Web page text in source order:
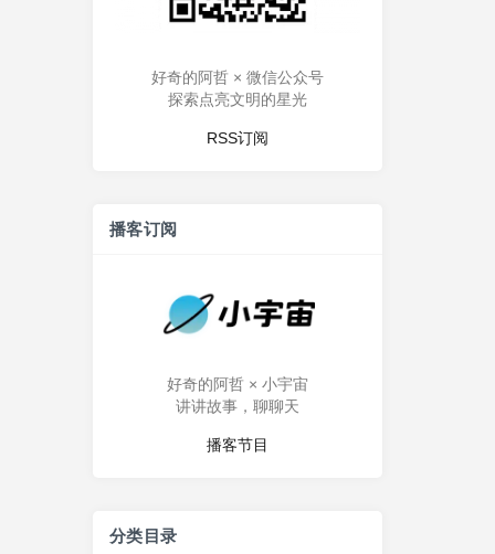
好奇的阿哲 × 微信公众号
探索点亮文明的星光
RSS订阅
播客订阅
好奇的阿哲 × 小宇宙
讲讲故事，聊聊天
播客节目
分类目录